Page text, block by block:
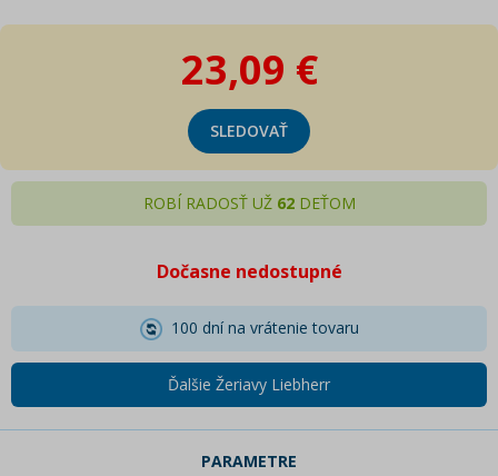
23,09 €
SLEDOVAŤ
ROBÍ RADOSŤ UŽ 62DEŤOM
Dočasne nedostupné
100 dní na vrátenie tovaru
Ďalšie Žeriavy Liebherr
PARAMETRE